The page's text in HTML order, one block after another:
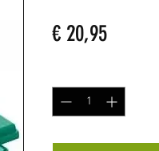
€ 20,95Prijs